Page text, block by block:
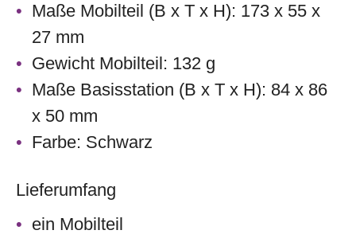
Maße Mobilteil (B x T x H): 173 x 55 x
27 mm
Gewicht Mobilteil: 132 g
Maße Basisstation (B x T x H): 84 x 86
x 50 mm
Farbe: Schwarz
Lieferumfang
ein Mobilteil